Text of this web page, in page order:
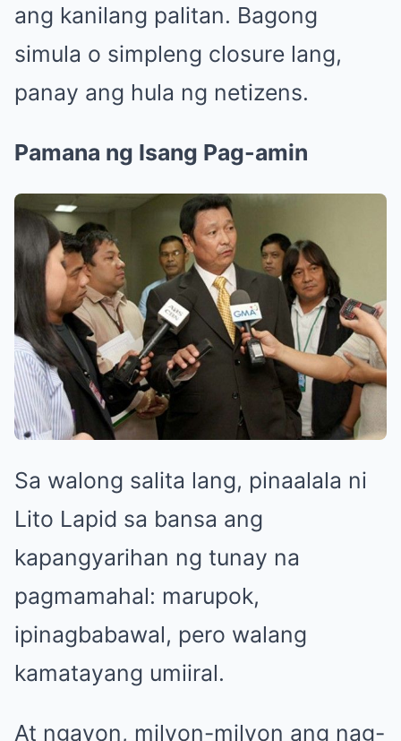
ang kanilang palitan. Bagong
simula o simpleng closure lang,
panay ang hula ng netizens.
Pamana ng Isang Pag-amin
Sa walong salita lang, pinaalala ni
Lito Lapid sa bansa ang
kapangyarihan ng tunay na
pagmamahal: marupok,
ipinagbabawal, pero walang
kamatayang umiiral.
At ngayon, milyon-milyon ang nag-